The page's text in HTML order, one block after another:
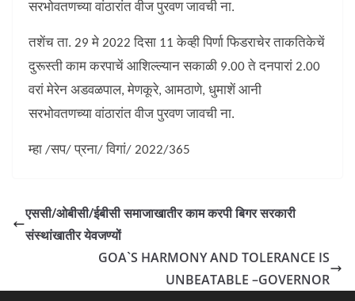
सरभोवतणच्या वांठारांत वीज पुरवण जावची ना.
तशेंच ता. 29 मे 2022 दिसा 11 केव्ही पिर्णा फिडराचेर ताकतिकेचें
दुरूस्ती काम करपाचें आशिल्ल्यान सकाळी 9.00 ते दनपारां 2.00
वरां मेरेन अडवळपाल, मेणकूरे, आमठाणे, धुमाशें आनी
सरभोवतणच्या वांठारांत वीज पुरवण जावची ना.
म्हा /सप/ प्रना/ विगां/ 2022/365
एससी/ओबीसी/ईबीसी समाजाखातीर काम करपी बिगर सरकारी
संस्थांखातीर येवजण्यों
GOA`S HARMONY AND TOLERANCE IS
UNBEATABLE –GOVERNOR